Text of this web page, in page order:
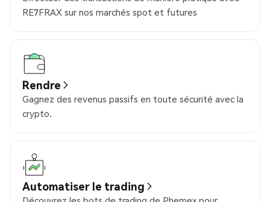
RE7FRAX sur nos marchés spot et futures
Rendre
Gagnez des revenus passifs en toute sécurité avec la
crypto.
Automatiser le trading